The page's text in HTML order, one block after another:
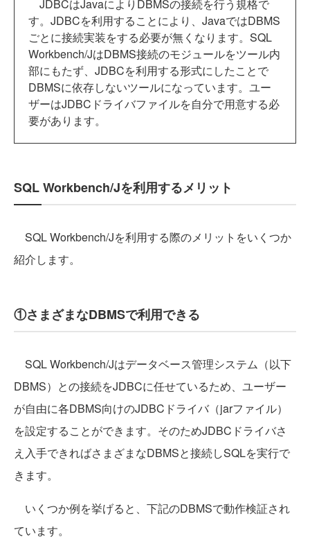
JDBCはJavaによりDBMSの接続を行う規格で
す。JDBCを利用することにより、JavaではDBMS
ごとに接続実装をする必要が無くなります。SQL
Workbench/JはDBMS接続のモジュールをツール内
部にもたず、JDBCを利用する形式にしたことで
DBMSに依存しないツールになっています。ユー
ザーはJDBCドライバファイルを自分で用意する必
要があります。
SQL Workbench/Jを利用するメリット
SQL Workbench/Jを利用する際のメリットをいくつか
紹介します。
①さまざまなDBMSで利用できる
SQL Workbench/Jはデータベース管理システム（以下
DBMS）との接続をJDBCに任せているため、ユーザー
が自由に各DBMS向けのJDBCドライバ（jarファイル）
を設定することができます。そのためJDBCドライバさ
え入手できればさまざまなDBMSと接続しSQLを実行で
きます。
いくつか例を挙げると、下記のDBMSで動作検証され
ています。